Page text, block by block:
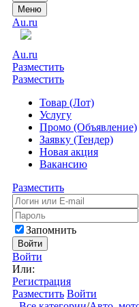
Меню
Au.ru
Au.ru
Разместить
Разместить
Товар (Лот)
Услугу
Промо (Объявление)
Заявку (Тендер)
Новая акция
Вакансию
Разместить
Запомнить
Войти
Войти
Или:
Регистрация
Разместить Войти